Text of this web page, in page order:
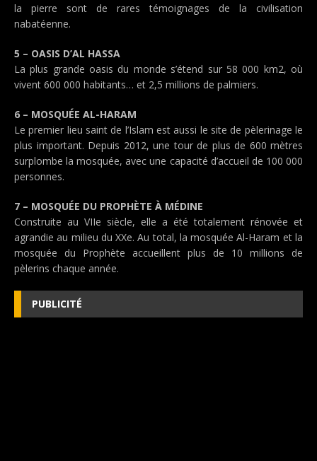
la pierre sont de rares témoignages de la civilisation
nabatéenne.
5 – OASIS D’AL HASSA
La plus grande oasis du monde s’étend sur 58 000 km2, où
vivent 600 000 habitants… et 2,5 millions de palmiers.
6 – MOSQUÉE AL-HARAM
Le premier lieu saint de l’Islam est aussi le site de pèlerinage le
plus important. Depuis 2012, une tour de plus de 600 mètres
surplombe la mosquée, avec une capacité d’accueil de 100 000
personnes.
7 – MOSQUÉE DU PROPHÈTE À MÉDINE
Construite au VIIe siècle, elle a été totalement rénovée et
agrandie au milieu du XXe. Au total, la mosquée Al-Haram et la
mosquée du Prophète accueillent plus de 10 millions de
pèlerins chaque année.
PUBLICITÉ